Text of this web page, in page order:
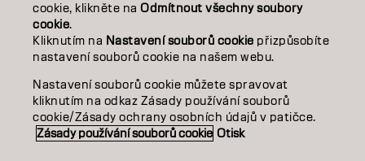
KontaktZásady ochrany osobních údajů
Zásady používání souborů cookie
PřístupnostZávazek k udržitelnosti
CZ | CZECH
cookie, klikněte naOdmítnout všechny soubory
cookie.
Kliknutím na Nastavení souborů cookie přizpůsobíte
nastavení souborů cookie na našem webu.
Nastavení souborů cookie můžete spravovat
kliknutím na odkaz Zásady používání souborů
cookie/Zásady ochrany osobních údajů v patičce.
Zásady používání souborů cookie Otisk